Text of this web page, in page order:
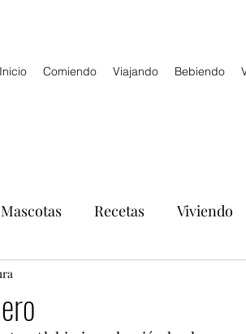
Inicio Comiendo Viajando Bebiendo
Mascotas Recetas Viviendo